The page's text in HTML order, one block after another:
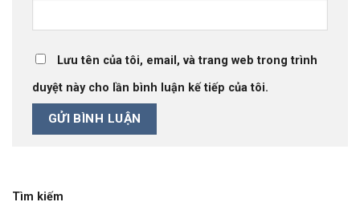
Lưu tên của tôi, email, và trang web trong trình
duyệt này cho lần bình luận kế tiếp của tôi.
Tìm kiếm